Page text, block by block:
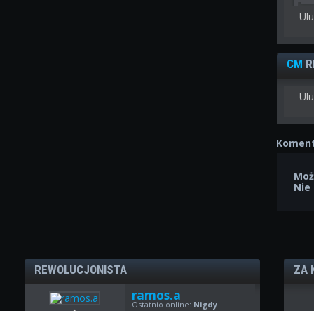
CM
REWOLUCJONISTA
ramos.a
Ostatnio online: Nigdy
ZA